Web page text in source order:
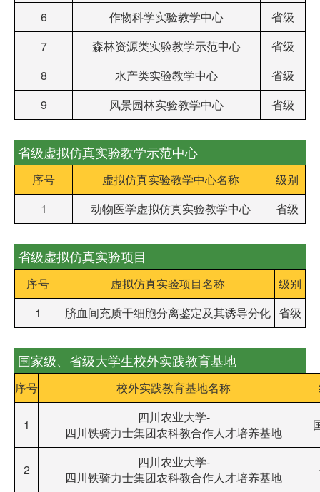
6
作物科学实验教学中心
省级
7
森林资源类实验教学示范中心
省级
8
水产类实验教学中心
省级
9
风景园林实验教学中心 省级
省级虚拟仿真实验教学示范中心
序号 虚拟仿真实验教学中心名称
级别
1
动物医学虚拟仿真实验教学中心 省级
省级虚拟仿真实验项目
序号 虚拟仿真实验项目名称
级别
1
脐血间充质干细胞分离鉴定及其诱导分化 省级
国家级、省级大学生校外实践教育基地
序号 校外实践教育基地名称
1
四川农业大学-
四川铁骑力士集团农科教合作人才培养基地
2
四川农业大学-
四川铁骑力士集团农科教合作人才培养基地